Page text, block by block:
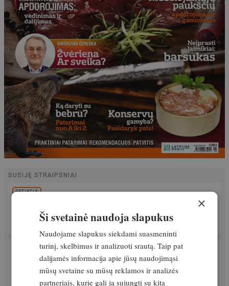
SUSIJĘ STRAIPSNIAI
PATIRTIS
plotai – grėsmė žvėrių selekcijai
MEDŽIOKLĖS REIKMENYS
Bijodamas naktinių taikiklių įteisinimo,
Linas Jonauskas siūlo naujas pataisas
Išskirtinis 29. kovas, 2022
×
Ši svetainė naudoja slapukus
Naudojame slapukus siekdami suasmeninti
turinį, skelbimus ir analizuoti srautą. Taip pat
dalijamės informacija apie jūsų naudojimąsi
mūsų svetaine su mūsų reklamos ir analizės
partneriais, kurie gali ją sujungti su kita